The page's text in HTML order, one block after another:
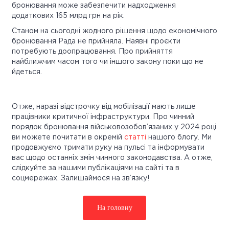
бронювання може забезпечити надходження
додаткових 165 млрд грн на рік.
Станом на сьогодні жодного рішення щодо економічного
бронювання Рада не прийняла. Наявні проєкти
потребують доопрацювання. Про прийняття
найближчим часом того чи іншого закону поки що не
йдеться.
Отже, наразі відстрочку від мобілізації мають лише
працівники критичної інфраструктури. Про чинний
порядок бронювання військовозобов’язаних у 2024 році
ви можете почитати в окремій статті нашого блогу. Ми
продовжуємо тримати руку на пульсі та інформувати
вас щодо останніх змін чинного законодавства. А отже,
слідкуйте за нашими публікаціями на сайті та в
соцмережах. Залишаймося на зв’язку!
На головну